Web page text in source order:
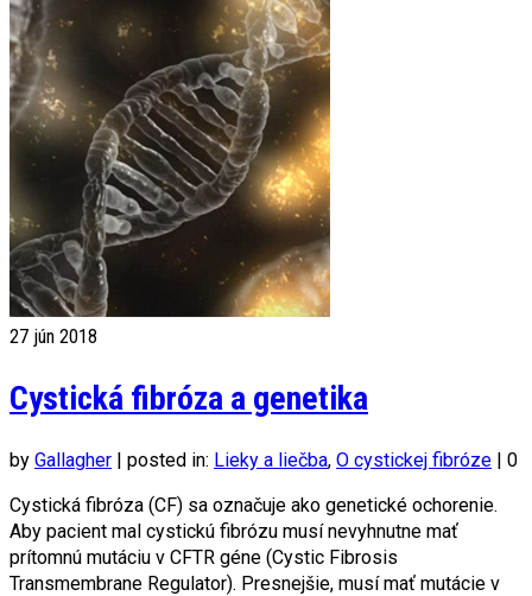
27 jún 2018
Cystická fibróza a genetika
by Gallagher posted in: Lieky a liečba, O cystickej fibróze
0
Cystická fibróza (CF) sa označuje ako genetické ochorenie.
Aby pacient mal cystickú fibrózu musí nevyhnutne mať
prítomnú mutáciu v CFTR géne (Cystic Fibrosis
Transmembrane Regulator). Presnejšie, musí mať mutácie v